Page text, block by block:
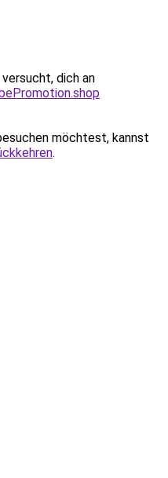
dich an
möchtest, kannst
.